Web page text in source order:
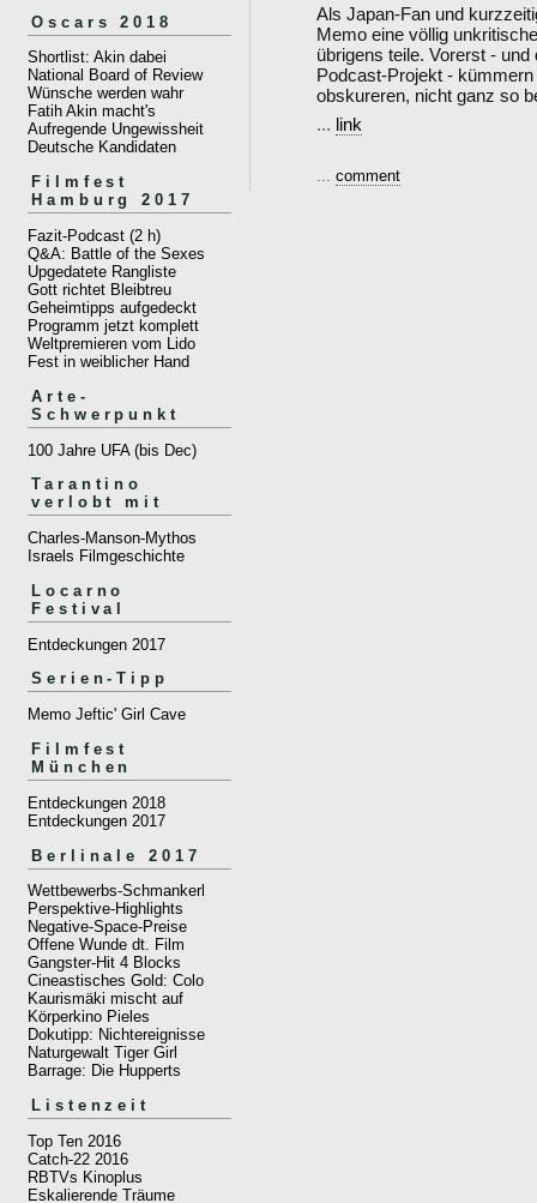
Oscars 2018
Shortlist: Akin dabei
National Board of Review
Wünsche werden wahr
Fatih Akin macht's
Aufregende Ungewissheit
Deutsche Kandidaten
Filmfest
Hamburg 2017
Fazit-Podcast (2 h)
Q&A: Battle of the Sexes
Upgedatete Rangliste
Gott richtet Bleibtreu
Geheimtipps aufgedeckt
Programm jetzt komplett
Weltpremieren vom Lido
Fest in weiblicher Hand
Arte-
Schwerpunkt
100 Jahre UFA (bis Dec)
Tarantino
verlobt mit
Charles-Manson-Mythos
Israels Filmgeschichte
Locarno
Festival
Entdeckungen 2017
Serien-Tipp
Memo Jeftic' Girl Cave
Filmfest
München
Entdeckungen 2018
Entdeckungen 2017
Berlinale 2017
Wettbewerbs-Schmankerl
Perspektive-Highlights
Negative-Space-Preise
Offene Wunde dt. Film
Gangster-Hit 4 Blocks
Cineastisches Gold: Colo
Kaurismäki mischt auf
Körperkino Pieles
Dokutipp: Nichtereignisse
Naturgewalt Tiger Girl
Barrage: Die Hupperts
Listenzeit
Top Ten 2016
Catch-22 2016
RBTVs Kinoplus
Eskalierende Träume
Als Japan-Fan und
Memo eine völlig
übrigens teile. Vorerst -
Podcast-Projekt -
obskureren, nicht ganz so
... link
... comment